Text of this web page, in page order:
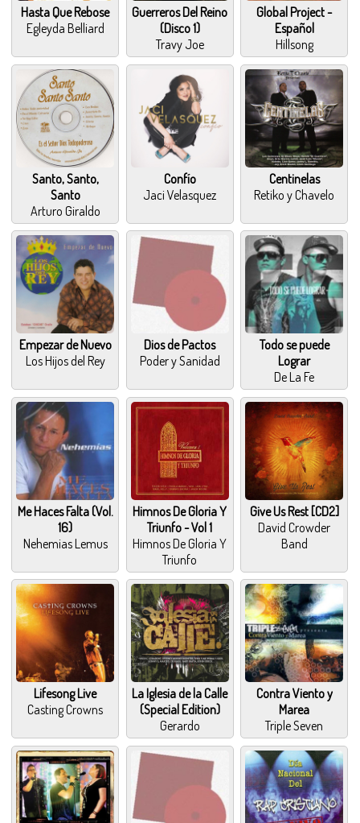
Hasta Que Rebose
Egleyda Belliard
Guerreros Del Reino
(Disco 1)
Travy Joe
Global Project -
Español
Hillsong
Santo, Santo,
Santo
Arturo Giraldo
Confío
Jaci Velasquez
Centinelas
Retiko y Chavelo
Empezar de Nuevo
Los Hijos del Rey
Dios de Pactos
Poder y Sanidad
Todo se puede
Lograr
De La Fe
Me Haces Falta (Vol.
16)
Nehemias Lemus
Himnos De Gloria Y
Triunfo - Vol 1
Himnos De Gloria Y
Triunfo
Give Us Rest [CD2]
David Crowder
Band
Lifesong Live
Casting Crowns
La Iglesia de la Calle
(Special Edition)
Gerardo
Contra Viento y
Marea
Triple Seven